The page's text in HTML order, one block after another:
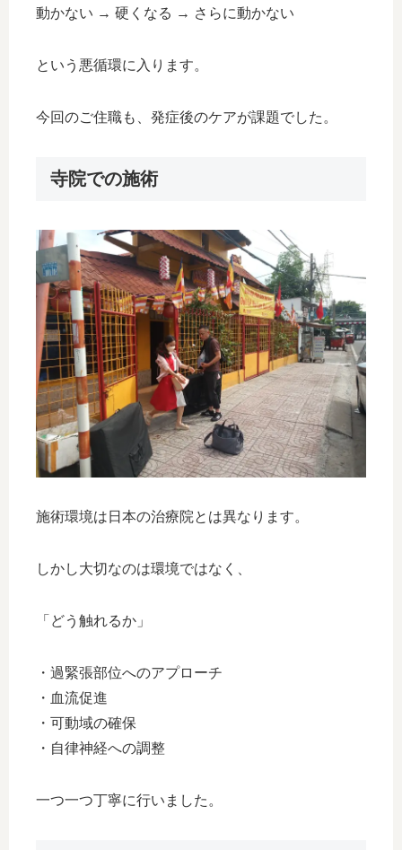
動かない → 硬くなる → さらに動かない
という悪循環に入ります。
今回のご住職も、発症後のケアが課題でした。
寺院での施術
施術環境は日本の治療院とは異なります。
しかし大切なのは環境ではなく、
「どう触れるか」
・過緊張部位へのアプローチ
・血流促進
・可動域の確保
・自律神経への調整
一つ一つ丁寧に行いました。